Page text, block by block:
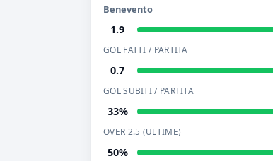
Benevento
1.9
GOL FATTI / PARTITA
0.7
GOL SUBITI / PARTITA
33%
OVER 2.5 (ULTIME)
50%